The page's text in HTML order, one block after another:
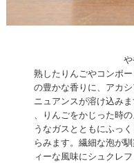
や
熟したりんごやコンポ
の豊かな香りに、アカ
ニュアンスが溶け込み
、りんごをかじった時
うなガスとともにふっ
らみます。繊細な泡が
ィーな風味にシュクレ